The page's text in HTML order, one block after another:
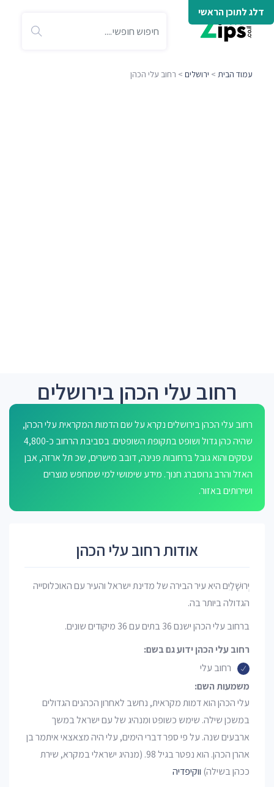
דלג לתוכן הראשי
עמוד הבית > ירושלים > רחוב עלי הכהן
רחוב עלי הכהן בירושלים
רחוב עלי הכהן בירושלים נקרא על שם הדמות המקראית עלי הכהן,
שהיה כהן גדול ושופט בתקופת השופטים. בסביבת הרחוב כ-4,800
עסקים והוא גובל ברחובות פנינה, דובב מישרים, שכ תל ארזה, אבן
האזל והרב גרוסברג חנוך. מידע שימושי למי שמחפש מוצרים
ושירותים באזור.
אודות רחוב עלי הכהן
יְרוּשָׁלַיִם היא עיר הבירה של מדינת ישראל והעיר עם האוכלוסייה
הגדולה ביותר בה.
ברחוב עלי הכהן ישנם 36 בתים עם 36 מיקודים שונים.
רחוב עלי הכהן ידוע גם בשם:
רחוב עלי
משמעות השם:
עלי הכהן הוא דמות מקראית, נחשב לאחרון הכהנים הגדולים
במשכן שילה. שימש כשופט ומנהיג של עם ישראל במשך
ארבעים שנה. על פי ספר דברי הימים, עלי היה מצאצאי איתמר בן
אהרן הכהן. הוא נפטר בגיל 98. (מנהיג ישראלי במקרא, שירת
ככהן בשילה) ווקיפדיה